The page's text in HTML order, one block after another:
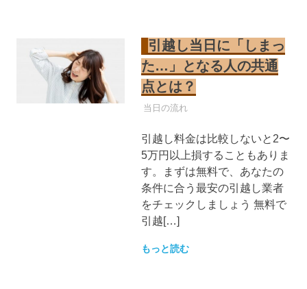
引越し当日に「しまっ
た…」となる人の共通
点とは？
引越し業者
当日の流れ
引越し料金は比較しないと2〜
5万円以上損することもありま
す。まずは無料で、あなたの
条件に合う最安の引越し業者
をチェックしましょう 無料で
引越[…]
もっと読む